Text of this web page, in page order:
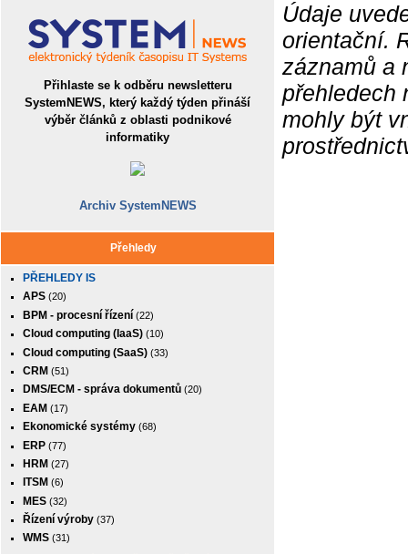
Přihlaste se k odběru newsletteru
SystemNEWS, který každý týden přináší
výběr článků z oblasti podnikové
informatiky
Archiv SystemNEWS
Přehledy
PŘEHLEDY IS
APS (20)
BPM - procesní řízení (22)
Cloud computing (IaaS) (10)
Cloud computing (SaaS) (33)
CRM (51)
DMS/ECM - správa dokumentů (20)
EAM (17)
Ekonomické systémy (68)
ERP (77)
HRM (27)
ITSM (6)
MES (32)
Řízení výroby (37)
WMS (31)
Údaje
orientační.
záznamů a
přehledech
mohly být